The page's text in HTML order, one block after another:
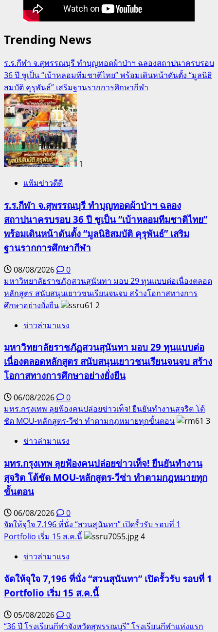
Trending News
ร.ร.กีฬา จ.สุพรรณบุรี ทำบุญทอดผ้าป่าฯ ฉลองสถาปนาครบรอบ
36 ปี ชูเป็น “เบ้าหลอมทีมชาติไทย” พร้อมเดินหน้าดันตั้ง “มูลนิธิ
สมบัติ คุรุพันธ์” เสริมฐานรากการศึกษากีฬา
1
แฟ้มข่าวดีดี
ร.ร.กีฬา จ.สุพรรณบุรี ทำบุญทอดผ้าป่าฯ ฉลอง
สถาปนาครบรอบ 36 ปี ชูเป็น “เบ้าหลอมทีมชาติไทย”
พร้อมเดินหน้าดันตั้ง “มูลนิธิสมบัติ คุรุพันธ์” เสริม
ฐานรากการศึกษากีฬา
08/08/2026
0
มหาวิทยาลัยราชภัฏสวนสุนันทา มอบ 29 ทุนแบบต่อเนื่องตลอด
หลักสูตร สนับสนุนเยาวชนเรียนจนจบ สร้างโอกาสทางการ
ศึกษาอย่างยั่งยืน
2
ข่าวล่ามาแรง
มหาวิทยาลัยราชภัฏสวนสุนันทา มอบ 29 ทุนแบบต่อ
เนื่องตลอดหลักสูตร สนับสนุนเยาวชนเรียนจนจบ สร้าง
โอกาสทางการศึกษาอย่างยั่งยืน
06/08/2026
0
มทร.กรุงเทพ ลุยฟ้องคนปล่อยข่าวเท็จ! ยืนยันทำงานสุจริต โต้
ชัด MOU-หลักสูตร-วีซ่า ทำตามกฎหมายทุกขั้นตอน
3
ข่าวล่ามาแรง
มทร.กรุงเทพ ลุยฟ้องคนปล่อยข่าวเท็จ! ยืนยันทำงาน
สุจริต โต้ชัด MOU-หลักสูตร-วีซ่า ทำตามกฎหมายทุก
ขั้นตอน
06/08/2026
0
จัดให้จุใจ 7,196 ที่นั่ง “สวนสุนันทา” เปิดรั้วรับ รอบที่ 1
Portfolio เริ่ม 15 ส.ค.นี้
4
ข่าวล่ามาแรง
จัดให้จุใจ 7,196 ที่นั่ง “สวนสุนันทา” เปิดรั้วรับ รอบที่ 1
Portfolio เริ่ม 15 ส.ค.นี้
05/08/2026
0
“36 ปี โรงเรียนกีฬาจังหวัดสุพรรณบุรี” โรงเรียนกีฬาแห่งแรก